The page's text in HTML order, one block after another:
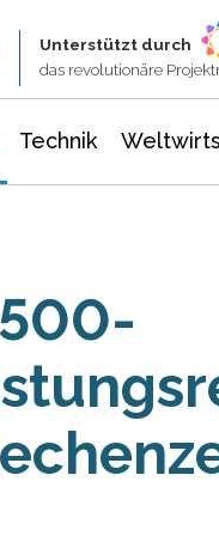
Unterstützt durch
das revolutionäre
Technik